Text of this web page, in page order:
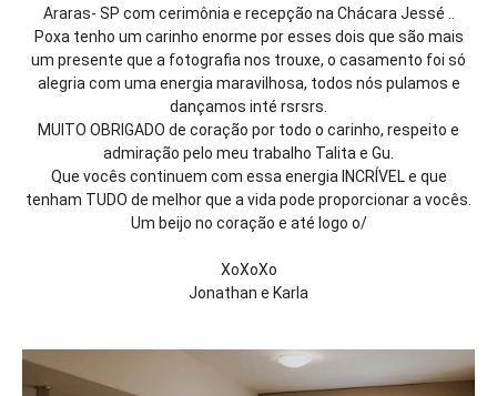
Araras- SP com cerimônia e recepção na Chácara Jessé ..
Poxa tenho um carinho enorme por esses dois que são mais
um presente que a fotografia nos trouxe, o casamento foi só
alegria com uma energia maravilhosa, todos nós pulamos e
dançamos inté rsrsrs.
MUITO OBRIGADO de coração por todo o carinho, respeito e
admiração pelo meu trabalho Talita e Gu.
Que vocês continuem com essa energia INCRÍVEL e que
tenham TUDO de melhor que a vida pode proporcionar a vocês.
Um beijo no coração e até logo o/
XoXoXo
Jonathan e Karla